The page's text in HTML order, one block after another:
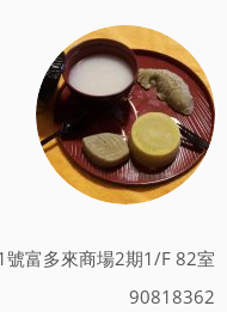
號富多來商場2期1/F 82室
90818362